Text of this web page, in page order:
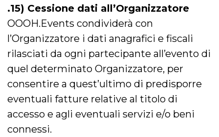
.15) Cessione dati all’Organizzatore
OOOH.Events condividerà con
l’Organizzatore i dati anagrafici e fiscali
rilasciati da ogni partecipante all’evento di
quel determinato Organizzatore, per
consentire a quest’ultimo di predisporre
eventuali fatture relative al titolo di
accesso e agli eventuali servizi e/o beni
connessi.